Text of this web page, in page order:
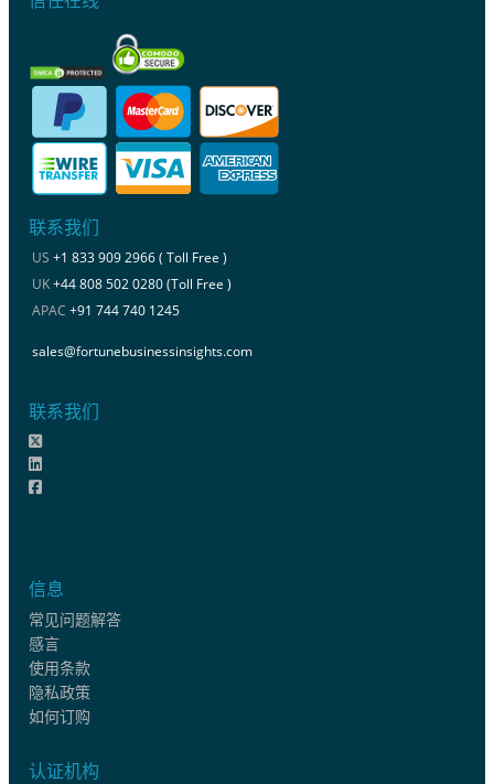
联系我们
US +1 833 909 2966 ( Toll Free )
UK+44 808 502 0280 (Toll Free )
APAC +91 744 740 1245
sales@fortunebusinessinsights.com
联系我们
信息
常见问题解答
感言
使用条款
隐私政策
如何订购
认证机构